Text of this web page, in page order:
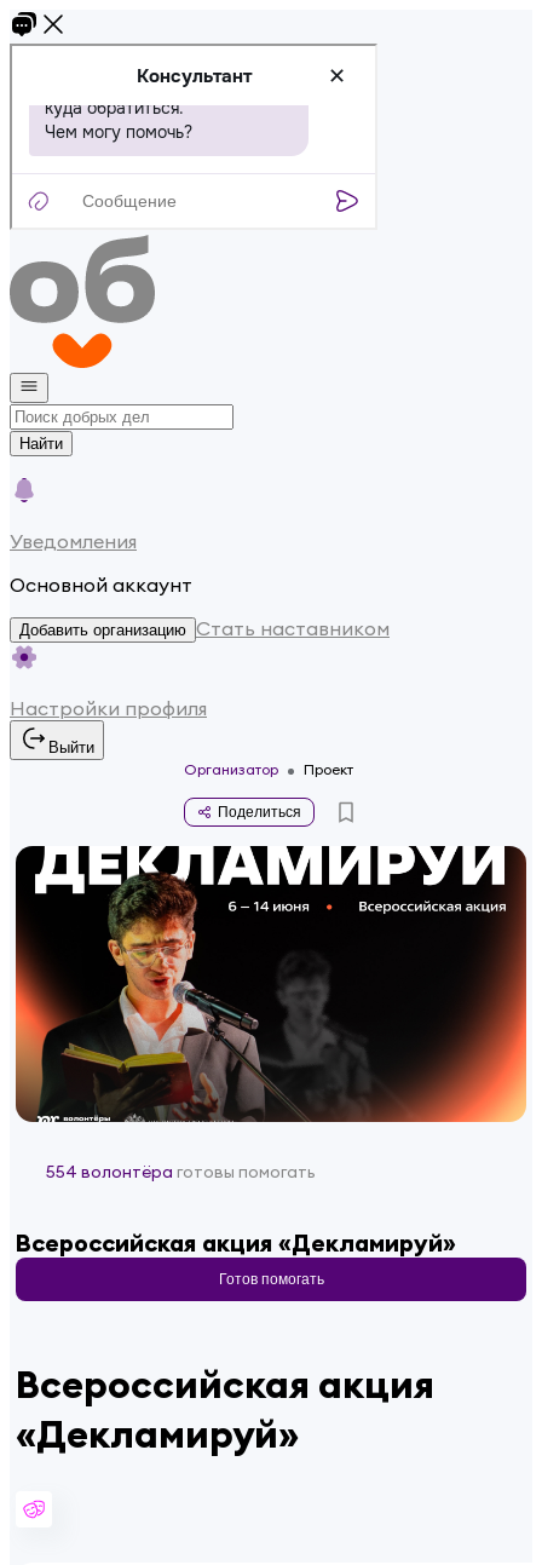
Найти
Уведомления
Основной аккаунт
Добавить организацию Стать наставником
Настройки профиля
Выйти
Организатор
Проект
Поделиться
554 волонтёра готовы помогать
Всероссийская акция «Декламируй»
Готов помогать
Всероссийская акция
«Декламируй»